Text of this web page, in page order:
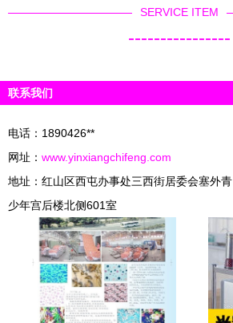
SERVICE ITEM
----------------
联系我们
电话：1890426**
网址： www.yinxiangchifeng.com
地址：红山区西屯办事处三西街居委会塞外青
少年宫后楼北侧601室